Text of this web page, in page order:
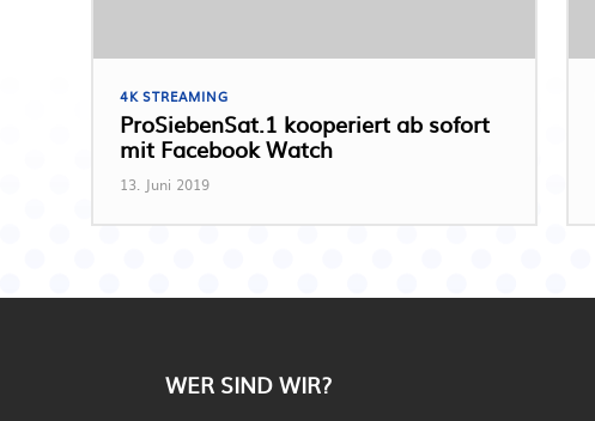
4K STREAMING
ProSiebenSat.1 kooperiert ab sofort
mit Facebook Watch
13. Juni 2019
WER SIND WIR?